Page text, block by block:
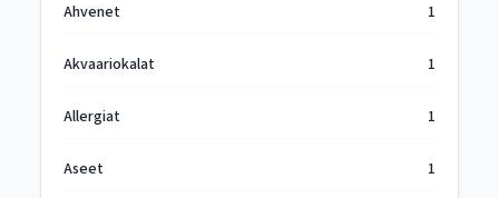
Ahvenet 1
Akvaariokalat 1
Allergiat 1
Aseet 1